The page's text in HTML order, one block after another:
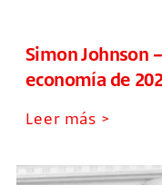
Simon Johnson
economía de
Leer más >